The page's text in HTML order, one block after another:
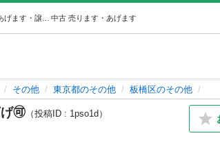
中古 売ります・あげます
その他 東京都のその他 板橋区のその他
🉑 （投稿ID : 1pso1d）